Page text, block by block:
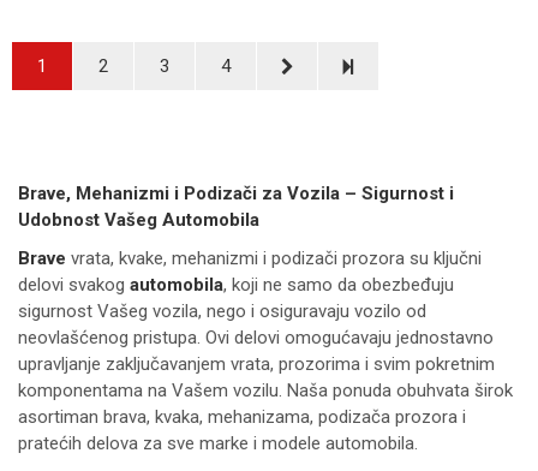
1 2 3 4
Brave, Mehanizmi i Podizači za Vozila – Sigurnost i
Udobnost Vašeg Automobila
Brave vrata, kvake, mehanizmi i podizači prozora su ključni
delovi svakog automobila, koji ne samo da obezbeđuju
sigurnost Vašeg vozila, nego i osiguravaju vozilo od
neovlašćenog pristupa. Ovi delovi omogućavaju jednostavno
upravljanje zaključavanjem vrata, prozorima i svim pokretnim
komponentama na Vašem vozilu. Naša ponuda obuhvata širok
asortiman brava, kvaka, mehanizama, podizača prozora i
pratećih delova za sve marke i modele automobila.